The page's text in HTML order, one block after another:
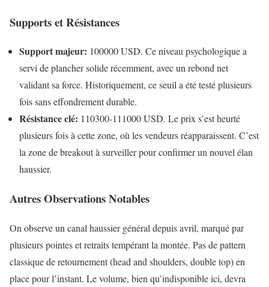
Supports et Résistances
Support majeur: 100000 USD. Ce niveau psychologique a
servi de plancher solide récemment, avec un rebond net
validant sa force. Historiquement, ce seuil a été testé plusieurs
fois sans effondrement durable.
Résistance clé: 110300-111000 USD. Le prix s’est heurté
plusieurs fois à cette zone, où les vendeurs réapparaissent. C’est
la zone de breakout à surveiller pour confirmer un nouvel élan
haussier.
Autres Observations Notables
On observe un canal haussier général depuis avril, marqué par
plusieurs pointes et retraits tempérant la montée. Pas de pattern
classique de retournement (head and shoulders, double top) en
place pour l’instant. Le volume, bien qu’indisponible ici, devra